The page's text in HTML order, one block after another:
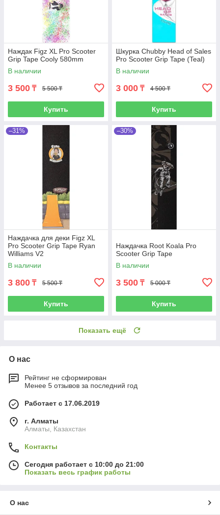
Наждак Figz XL Pro Scooter
Grip Tape Cooly 580mm
В наличии
3 500 ₸ 5 500 ₸
Купить
Шкурка Chubby Head of Sales
Pro Scooter Grip Tape (Teal)
В наличии
3 000 ₸ 4 500 ₸
Купить
–31%
Наждачка для деки Figz XL
Pro Scooter Grip Tape Ryan
Williams V2
В наличии
3 800 ₸ 5 500 ₸
Купить
–30%
Наждачка Root Koala Pro
Scooter Grip Tape
В наличии
3 500 ₸ 5 000 ₸
Купить
Показать ещё
О нас
Рейтинг не сформирован
Менее 5 отзывов за последний год
Работает с 17.06.2019
г. Алматы
Алматы, Казахстан
Контакты
Сегодня работает с 10:00 до 21:00
Показать весь график работы
О нас